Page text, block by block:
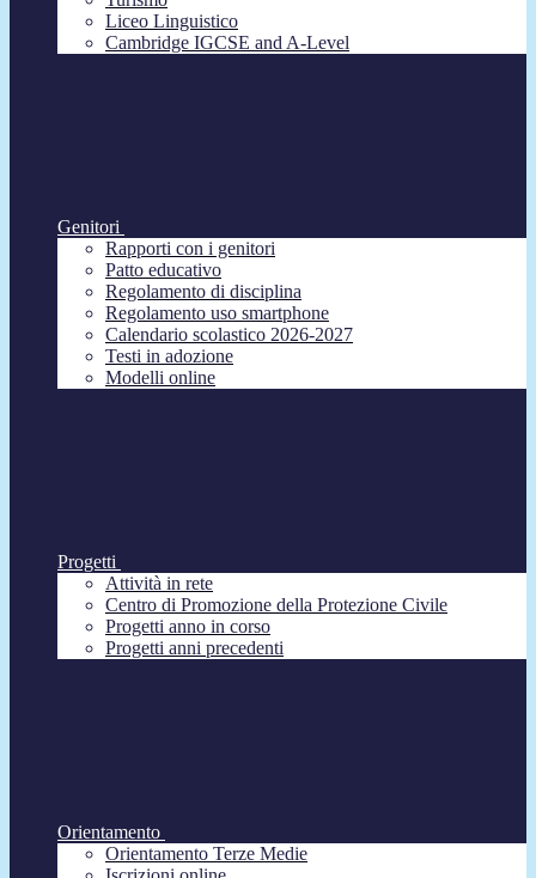
Liceo Linguistico
Cambridge IGCSE and A-Level
Genitori
Rapporti con i genitori
Patto educativo
Regolamento di disciplina
Regolamento uso smartphone
Calendario scolastico 2026-2027
Testi in adozione
Modelli online
Progetti
Attività in rete
Centro di Promozione della Protezione Civile
Progetti anno in corso
Progetti anni precedenti
Orientamento
Orientamento Terze Medie